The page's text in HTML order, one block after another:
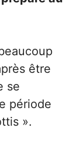
être
se
période
».